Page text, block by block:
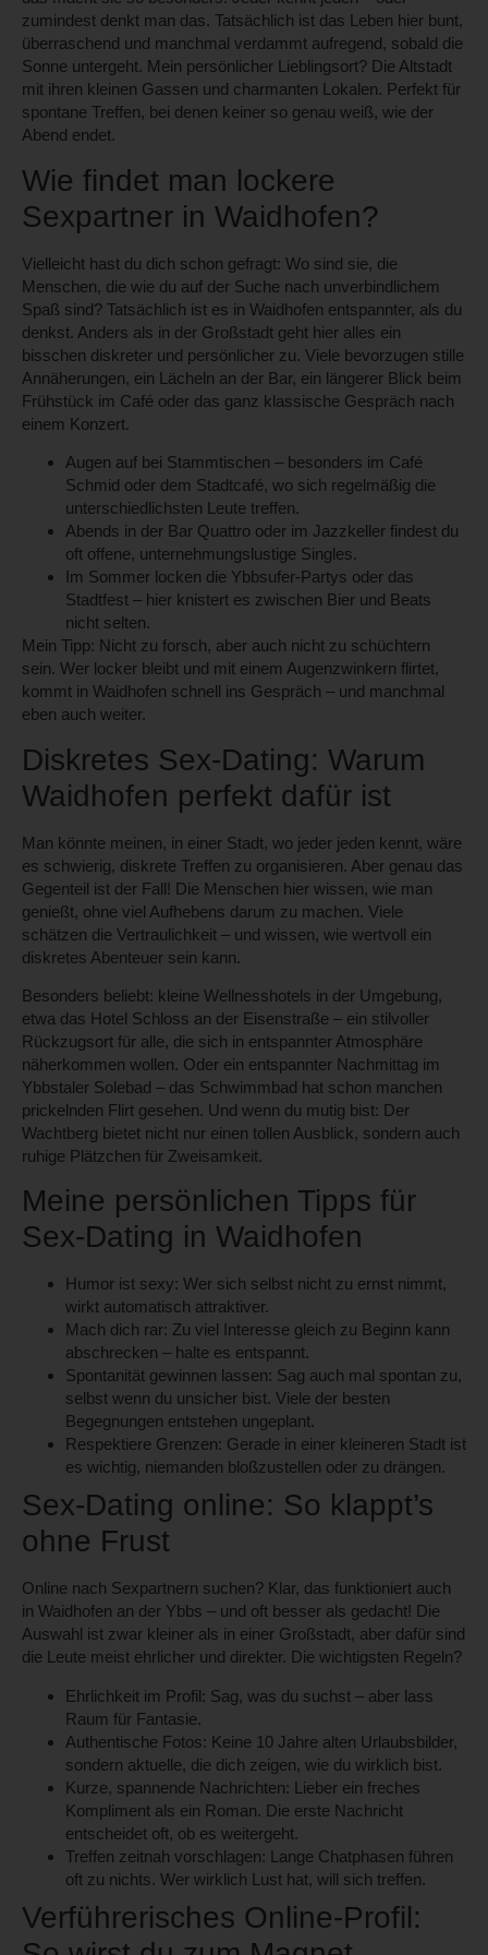
zumindest denkt man das. Tatsächlich ist das Leben hier bunt,
überraschend und manchmal verdammt aufregend, sobald die
Sonne untergeht. Mein persönlicher Lieblingsort? Die Altstadt
mit ihren kleinen Gassen und charmanten Lokalen. Perfekt für
spontane Treffen, bei denen keiner so genau weiß, wie der
Abend endet.
Wie findet man lockere
Sexpartner in Waidhofen?
Vielleicht hast du dich schon gefragt: Wo sind sie, die
Menschen, die wie du auf der Suche nach unverbindlichem
Spaß sind? Tatsächlich ist es in Waidhofen entspannter, als du
denkst. Anders als in der Großstadt geht hier alles ein
bisschen diskreter und persönlicher zu. Viele bevorzugen stille
Annäherungen, ein Lächeln an der Bar, ein längerer Blick beim
Frühstück im Café oder das ganz klassische Gespräch nach
einem Konzert.
Augen auf bei Stammtischen – besonders im Café
Schmid oder dem Stadtcafé, wo sich regelmäßig die
unterschiedlichsten Leute treffen.
Abends in der Bar Quattro oder im Jazzkeller findest du
oft offene, unternehmungslustige Singles.
Im Sommer locken die Ybbsufer-Partys oder das
Stadtfest – hier knistert es zwischen Bier und Beats
nicht selten.
Mein Tipp: Nicht zu forsch, aber auch nicht zu schüchtern
sein. Wer locker bleibt und mit einem Augenzwinkern flirtet,
kommt in Waidhofen schnell ins Gespräch – und manchmal
eben auch weiter.
Diskretes Sex-Dating: Warum
Waidhofen perfekt dafür ist
Man könnte meinen, in einer Stadt, wo jeder jeden kennt, wäre
es schwierig, diskrete Treffen zu organisieren. Aber genau das
Gegenteil ist der Fall! Die Menschen hier wissen, wie man
genießt, ohne viel Aufhebens darum zu machen. Viele
schätzen die Vertraulichkeit – und wissen, wie wertvoll ein
diskretes Abenteuer sein kann.
Besonders beliebt: kleine Wellnesshotels in der Umgebung,
etwa das Hotel Schloss an der Eisenstraße – ein stilvoller
Rückzugsort für alle, die sich in entspannter Atmosphäre
näherkommen wollen. Oder ein entspannter Nachmittag im
Ybbstaler Solebad – das Schwimmbad hat schon manchen
prickelnden Flirt gesehen. Und wenn du mutig bist: Der
Wachtberg bietet nicht nur einen tollen Ausblick, sondern auch
ruhige Plätzchen für Zweisamkeit.
Meine persönlichen Tipps für
Sex-Dating in Waidhofen
Humor ist sexy: Wer sich selbst nicht zu ernst nimmt,
wirkt automatisch attraktiver.
Mach dich rar: Zu viel Interesse gleich zu Beginn kann
abschrecken – halte es entspannt.
Spontanität gewinnen lassen: Sag auch mal spontan zu,
selbst wenn du unsicher bist. Viele der besten
Begegnungen entstehen ungeplant.
Respektiere Grenzen: Gerade in einer kleineren Stadt ist
es wichtig, niemanden bloßzustellen oder zu drängen.
Sex-Dating online: So klappt’s
ohne Frust
Online nach Sexpartnern suchen? Klar, das funktioniert auch
in Waidhofen an der Ybbs – und oft besser als gedacht! Die
Auswahl ist zwar kleiner als in einer Großstadt, aber dafür sind
die Leute meist ehrlicher und direkter. Die wichtigsten Regeln?
Ehrlichkeit im Profil: Sag, was du suchst – aber lass
Raum für Fantasie.
Authentische Fotos: Keine 10 Jahre alten Urlaubsbilder,
sondern aktuelle, die dich zeigen, wie du wirklich bist.
Kurze, spannende Nachrichten: Lieber ein freches
Kompliment als ein Roman. Die erste Nachricht
entscheidet oft, ob es weitergeht.
Treffen zeitnah vorschlagen: Lange Chatphasen führen
oft zu nichts. Wer wirklich Lust hat, will sich treffen.
Verführerisches Online-Profil: